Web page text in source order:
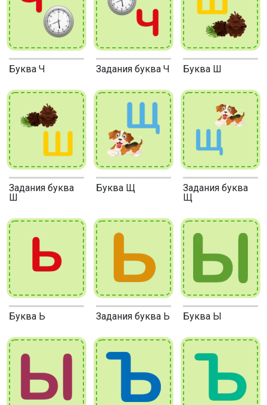
Буква Ч Задания буква Ч Буква Ш
Задания буква
Ш
Буква Щ
Задания буква
Щ
Буква Ь Задания буква Ь Буква Ы